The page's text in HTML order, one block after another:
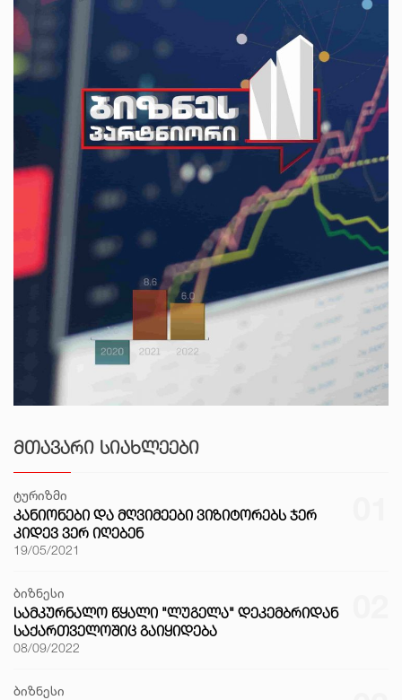
ᲛᲗᲐᲕᲐᲠᲘ ᲡᲘᲐᲮᲚᲔᲔᲑᲘ
ტურიზმი
ᲙᲐᲜᲘᲝᲜᲔᲑᲘ ᲓᲐ ᲛᲦᲕᲘᲛᲔᲔᲑᲘ ᲕᲘᲖᲘᲢᲝᲠᲔᲑᲡ ᲯᲔᲠ
ᲙᲘᲓᲔᲕ ᲕᲔᲠ ᲘᲦᲔᲑᲔᲜ
19/05/2021
ბიზნესი
ᲡᲐᲛᲙᲣᲠᲜᲐᲚᲝ ᲬᲧᲐᲚᲘ "ᲚᲣᲒᲔᲚᲐ" ᲓᲔᲙᲔᲛᲑᲠᲘᲓᲐᲜ
ᲡᲐᲥᲐᲠᲗᲕᲔᲚᲝᲨᲘᲪ ᲒᲐᲘᲧᲘᲓᲔᲑᲐ
08/09/2022
ბიზნესი